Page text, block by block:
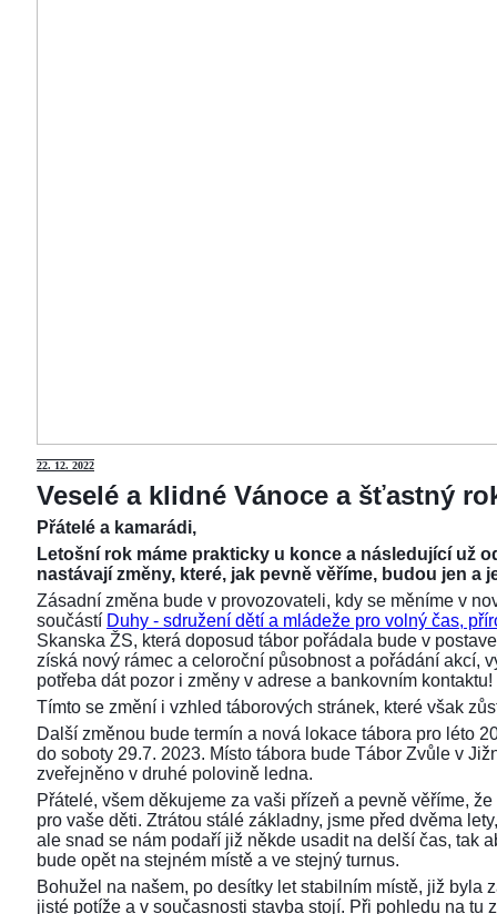
22. 12. 2022
Veselé a klidné Vánoce a šťastný
Přátelé a kamarádi,
Letošní rok máme prakticky u konce a následující už
nastávají změny, které, jak pevně věříme, budou jen a
Zásadní změna bude v provozovateli, kdy se měníme v
součástí Duhy - sdružení dětí a mládeže pro volný čas,
Skanska ŽS, která doposud tábor pořádala bude v
získá nový rámec a celoroční působnost a pořádání akcí,
potřeba dát pozor i změny v adrese a bankovním kontaktu!
Tímto se změní i vzhled táborových stránek, které však
Další změnou bude termín a nová lokace tábora pro léto
do soboty 29.7. 2023. Místo tábora bude Tábor Zvůle v
zveřejněno v druhé polovině ledna.
Přátelé, všem děkujeme za vaši přízeň a pevně věříme,
pro vaše děti. Ztrátou stálé základny, jsme před dvěma
ale snad se nám podaří již někde usadit na delší čas, tak
bude opět na stejném místě a ve stejný turnus.
Bohužel na našem, po desítky let stabilním místě, již byla
jisté potíže a v současnosti stavba stojí. Při pohledu na tu